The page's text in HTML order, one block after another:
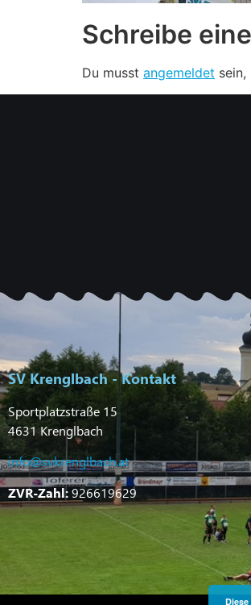
Schreibe
Du musst angemeldet sein,
SV Krenglbach - Kontakt
Sportplatzstraße 15
4631 Krenglbach
info@svkrenglbach.at
ZVR-Zahl:926619629